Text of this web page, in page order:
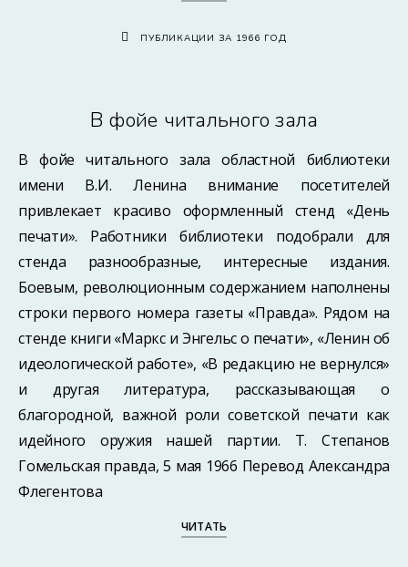
ПУБЛИКАЦИИ ЗА 1966 ГОД
В фойе читального зала
В фойе читального зала областной библиотеки
имени В.И. Ленина внимание посетителей
привлекает красиво оформленный стенд «День
печати». Работники библиотеки подобрали для
стенда разнообразные, интересные издания.
Боевым, революционным содержанием наполнены
строки первого номера газеты «Правда». Рядом на
стенде книги «Маркс и Энгельс о печати», «Ленин об
идеологической работе», «В редакцию не вернулся»
и другая литература, рассказывающая о
благородной, важной роли советской печати как
идейного оружия нашей партии. Т. Степанов
Гомельская правда, 5 мая 1966 Перевод Александра
Флегентова
ЧИТАТЬ